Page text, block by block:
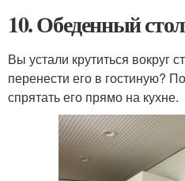
10. Обеденный стол
Вы устали крутиться вокруг
перенести его в гостиную?
спрятать его прямо на кухне.